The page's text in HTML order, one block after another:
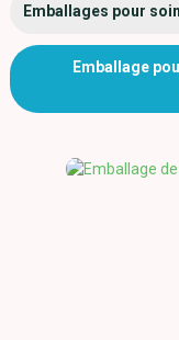
Emballages pour
Emballage